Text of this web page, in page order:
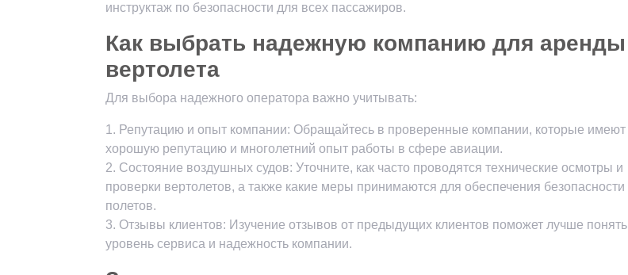
инструктаж по безопасности для всех пассажиров.
Как выбрать надежную компанию для аренды
вертолета
Для выбора надежного оператора важно учитывать:
1. Репутацию и опыт компании: Обращайтесь в проверенные компании, которые имеют
хорошую репутацию и многолетний опыт работы в сфере авиации.
2. Состояние воздушных судов: Уточните, как часто проводятся технические осмотры и
проверки вертолетов, а также какие меры принимаются для обеспечения безопасности
полетов.
3. Отзывы клиентов: Изучение отзывов от предыдущих клиентов поможет лучше понять
уровень сервиса и надежность компании.